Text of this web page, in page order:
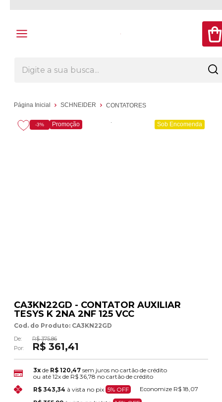
Página Inicial SCHNEIDER CONTATORES
-3% Promoção Sob Encomenda
CA3KN22GD - CONTATOR AUXILIAR
TESYS K 2NA 2NF 125 VCC
Cod. do Produto: CA3KN22GD
De:
R$ 375,86
Por:
R$ 361,41
3x de R$ 120,47 sem juros no cartão de crédito
ou até12x de R$ 36,78 no cartão de crédito
R$ 343,34 à vista no pix 5% OFF Economize R$ 18,07